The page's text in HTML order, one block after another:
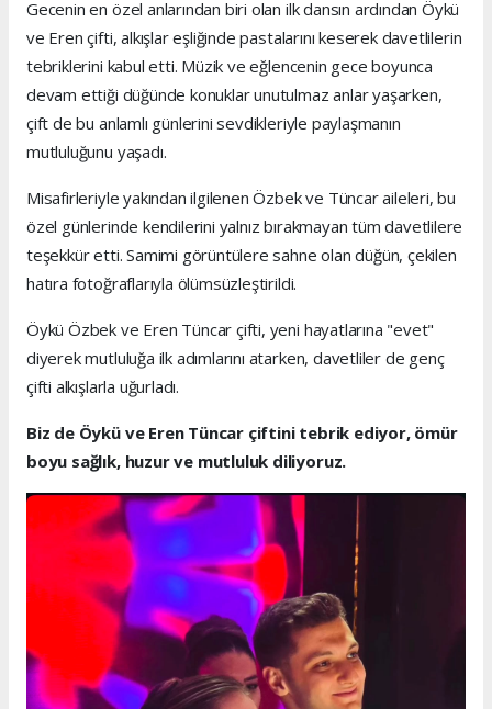
Gecenin en özel anlarından biri olan ilk dansın ardından Öykü
ve Eren çifti, alkışlar eşliğinde pastalarını keserek davetlilerin
tebriklerini kabul etti. Müzik ve eğlencenin gece boyunca
devam ettiği düğünde konuklar unutulmaz anlar yaşarken,
çift de bu anlamlı günlerini sevdikleriyle paylaşmanın
mutluluğunu yaşadı.
Misafirleriyle yakından ilgilenen Özbek ve Tüncar aileleri, bu
özel günlerinde kendilerini yalnız bırakmayan tüm davetlilere
teşekkür etti. Samimi görüntülere sahne olan düğün, çekilen
hatıra fotoğraflarıyla ölümsüzleştirildi.
Öykü Özbek ve Eren Tüncar çifti, yeni hayatlarına "evet"
diyerek mutluluğa ilk adımlarını atarken, davetliler de genç
çifti alkışlarla uğurladı.
Biz de Öykü ve Eren Tüncar çiftini tebrik ediyor, ömür
boyu sağlık, huzur ve mutluluk diliyoruz.